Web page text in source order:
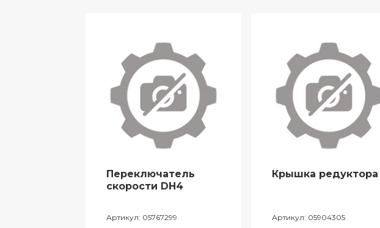
Переключатель
скорости DH4
Артикул: 05767299
Крышка редуктора
Артикул: 05904305